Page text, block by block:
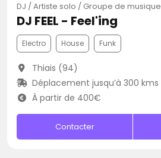
DJ / Artiste solo / Groupe de musique
DJ FEEL - Feel'ing
Electro House Funk
Thiais (94)
Déplacement jusqu’à 300 kms
À partir de 400€
Contacter